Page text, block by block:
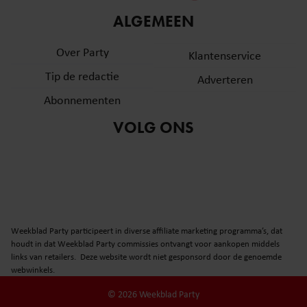
partners voor social media, adverteren en analyse. Deze
informatie die u aan ze heeft verstrekt of die ze hebben
verzameld op basis van uw gebruik van hun services. U
gebruiken.
ALGEMEEN
Over Party
Tip de redactie
Abonnementen
Klantenservice
Adverteren
VOLG ONS
Weekblad Party participeert in diverse affiliate marketing programma’s, dat
houdt in dat Weekblad Party commissies ontvangt voor aankopen middels
links van retailers. Deze website wordt niet gesponsord door de genoemde
webwinkels.
© 2026 Weekblad Party